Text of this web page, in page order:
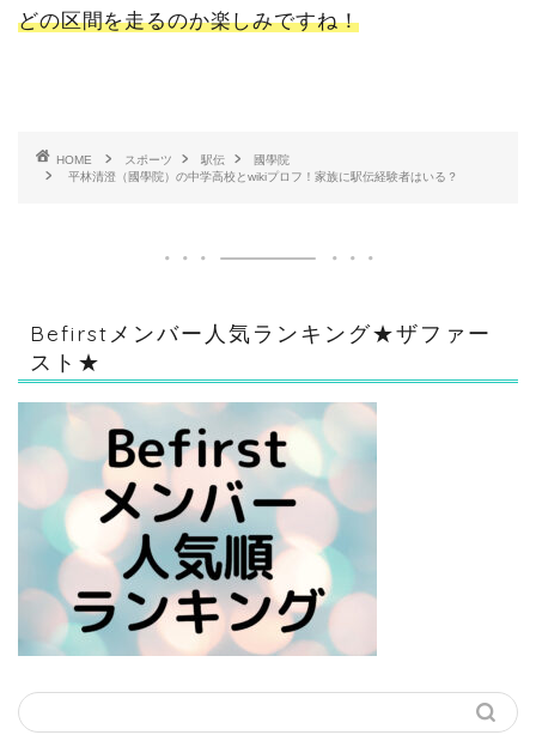
どの区間を走るのか楽しみですね！
HOME スポーツ 駅伝
國學院
平林清澄（國學院）の中学高校とwikiプロフ！家族に駅伝経験者はいる？
Befirstメンバー人気ランキング★ザファー
スト★